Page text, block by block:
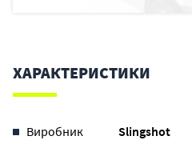
ХАРАКТЕРИСТИКИ
Виробник
Slingshot